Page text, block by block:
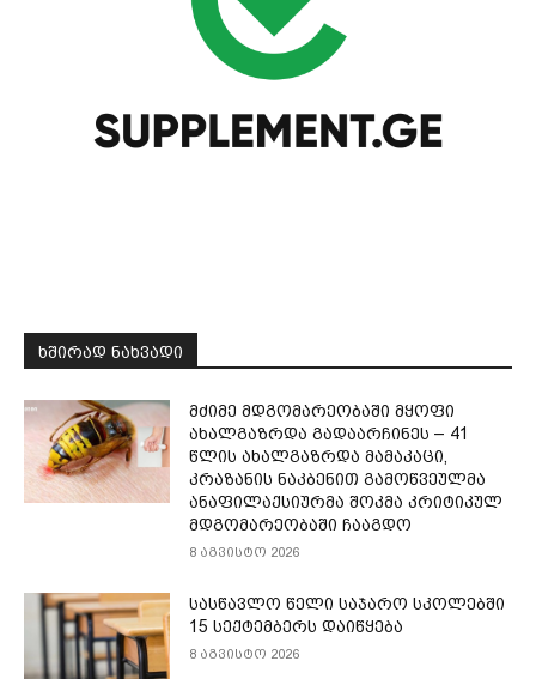
ᲮᲨᲘᲠᲐᲓ ᲜᲐᲮᲕᲐᲓᲘ
მძიმე მდგომარეობაში მყოფი
ახალგაზრდა გადაარჩინეს – 41
წლის ახალგაზრდა მამაკაცი,
კრაზანის ნაკბენით გამოწვეულმა
ანაფილაქსიურმა შოკმა კრიტიკულ
მდგომარეობაში ჩააგდო
8 აგვისტო 2026
სასწავლო წელი საჯარო სკოლებში
15 სექტემბერს დაიწყება
8 აგვისტო 2026